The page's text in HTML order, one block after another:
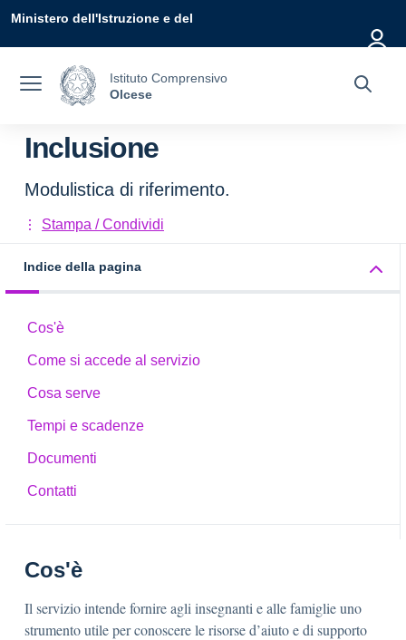
Ministero dell'Istruzione e del
Istituto Comprensivo
Olcese
Inclusione
Modulistica di riferimento.
Stampa / Condividi
Indice della pagina
Cos'è
Come si accede al servizio
Cosa serve
Tempi e scadenze
Documenti
Contatti
Cos'è
Il servizio intende fornire agli insegnanti e alle famiglie uno
strumento utile per conoscere le risorse d’aiuto e di supporto